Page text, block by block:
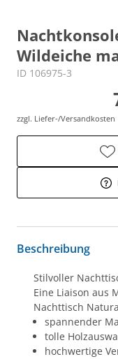
Wildeiche
ID 106975-3
zzgl. Liefer-/Versandkosten
Beschreibung
Stilvoller
Eine Liaison aus
Nachttisch
spannender
tolle
hochwertige